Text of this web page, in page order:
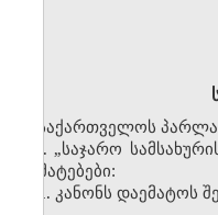
საქართველოს
I. „საჯარო
დამატებები:
1. კანონს დაემატოს